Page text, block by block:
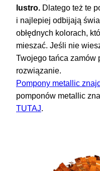
lustro. Dlatego też te
i najlepiej odbijają
obłędnych kolorach,
mieszać. Jeśli nie
Twojego tańca zamów
rozwiązanie.
Pompony metallic
pomponów metallic
TUTAJ.